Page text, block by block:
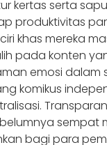
kertas serta
produktivitas
khas mereka
pada konten
emosi
komikus
sempat
bagi para